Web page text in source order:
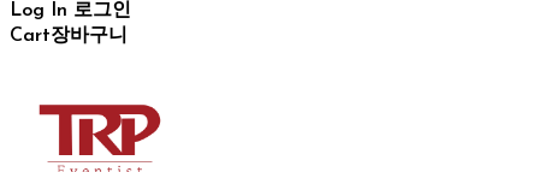
Log In 로그인
Cart장바구니